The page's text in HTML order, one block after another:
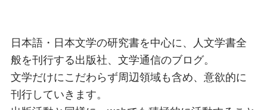
日本語・日本文学の研究書を中心に、人文学書全
般を刊行する出版社、文学通信のブログ。
文学だけにこだわらず周辺領域も含め、意欲的に
刊行していきます。